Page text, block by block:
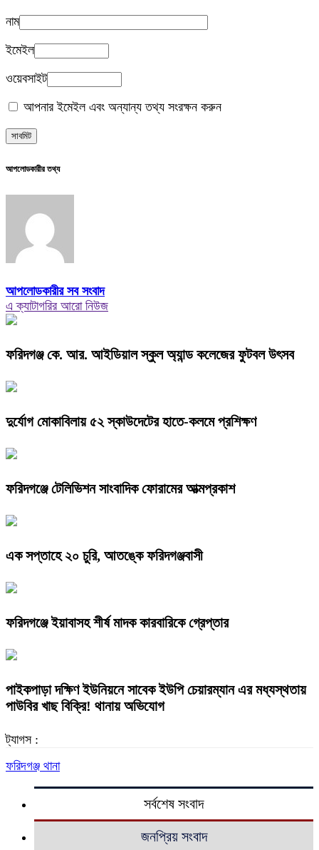
নাম
ইমেইল
ওয়েবসাইট
আপনার ইমেইল এবং অন্যান্য তথ্য সংরক্ষন করুন
আপলোডকারীর তথ্য
আপলোডকারীর সব সংবাদ
এ ক্যাটাগরির আরো নিউজ
ফরিদগঞ্জ কে. আর. আইডিয়াল স্কুল অ্যান্ড কলেজের ফুটবল উৎসব
দুর্যোগ মোকাবিলায় ৫২ স্কাউদেটের হাতে-কলমে প্রশিক্ষণ
ফরিদগঞ্জে টেলিভিশন সাংবাদিক ফোরামের আত্মপ্রকাশ
এক সপ্তাহে ২০ চুরি, আতঙ্কে ফরিদগঞ্জবাসী
ফরিদগঞ্জে ইয়াবাসহ শীর্ষ মাদক কারবারিকে গ্রেপ্তার
পাইকপাড়া দক্ষিণ ইউনিয়নে সাবেক ইউপি চেয়ারম্যান এর মধ্যস্থতায়
পাউবির খাছ বিক্রি! থানায় অভিযোগ
ট্যাগস :
ফরিদগঞ্জ থানা
সর্বশেষ সংবাদ
জনপ্রিয় সংবাদ